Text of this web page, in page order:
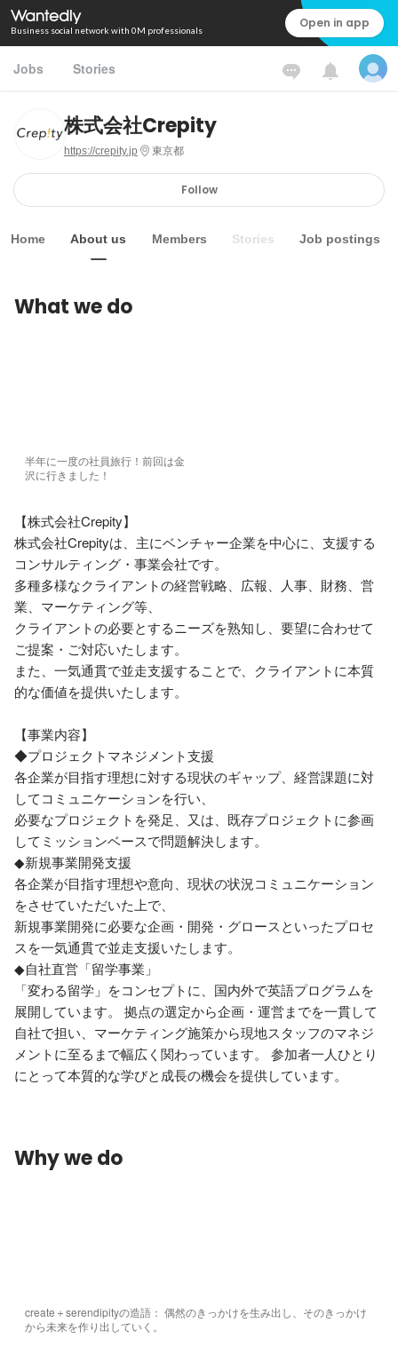
Business social network with 0M professionals Open in app
Jobs Stories
株式会社Crepity
https://crepity.jp 東京都
Follow
Home About us Members Stories Job postings
What we do
半年に一度の社員旅行！前回は金
沢に行きました！
【株式会社Crepity】
株式会社Crepityは、主にベンチャー企業を中心に、支援する
コンサルティング・事業会社です。
多種多様なクライアントの経営戦略、広報、人事、財務、営
業、マーケティング等、
クライアントの必要とするニーズを熟知し、要望に合わせて
ご提案・ご対応いたします。
また、一気通貫で並走支援することで、クライアントに本質
的な価値を提供いたします。
【事業内容】
◆プロジェクトマネジメント支援
各企業が目指す理想に対する現状のギャップ、経営課題に対
してコミュニケーションを行い、
必要なプロジェクトを発足、又は、既存プロジェクトに参画
してミッションベースで問題解決します。
◆新規事業開発支援
各企業が目指す理想や意向、現状の状況コミュニケーション
をさせていただいた上で、
新規事業開発に必要な企画・開発・グロースといったプロセ
スを一気通貫で並走支援いたします。
◆自社直営「留学事業」
「変わる留学」をコンセプトに、国内外で英語プログラムを
展開しています。 拠点の選定から企画・運営までを一貫して
自社で担い、マーケティング施策から現地スタッフのマネジ
メントに至るまで幅広く関わっています。 参加者一人ひとり
Why we do
create＋serendipityの造語： 偶然のきっかけを生み出し、そのきっかけ
から未来を作り出していく。